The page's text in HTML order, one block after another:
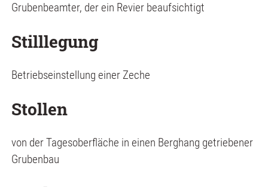
Grubenbeamter, der ein Revier beaufsichtigt
Stilllegung
Betriebseinstellung einer Zeche
Stollen
von der Tagesoberfläche in einen Berghang getriebener
Grubenbau